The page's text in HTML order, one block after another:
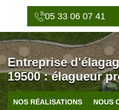
05 33 06 07 41
Entreprise
19500 : élagueur
NOS RÉALISATIONS NOUS